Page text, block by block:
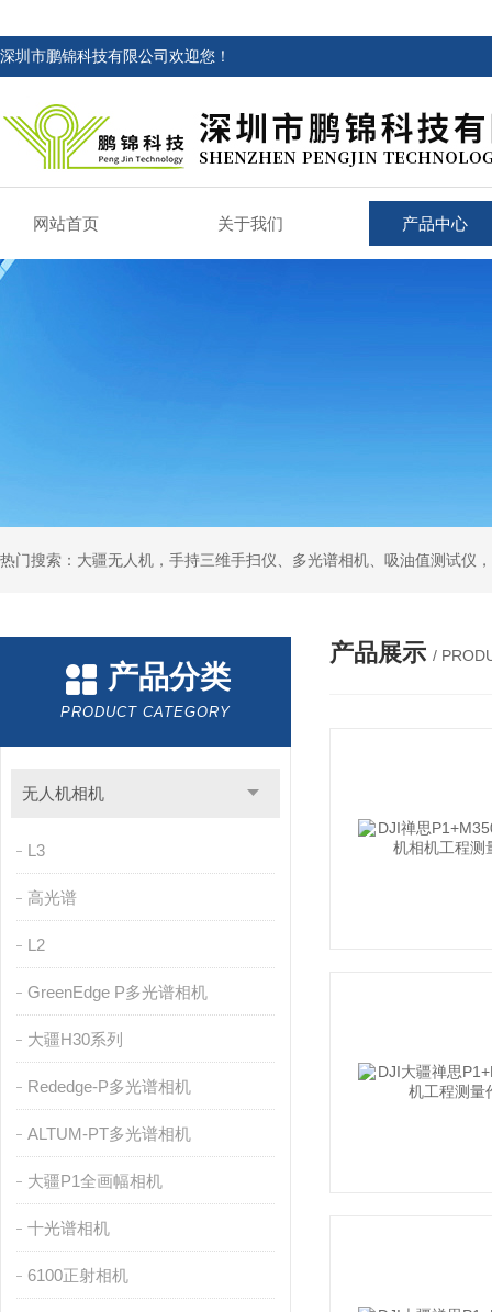
深圳市鹏锦科技有限公司欢迎您！
网站首页 关于我们 产品中心
热门搜索：大疆无人机，手持三维手扫仪、多光谱相机、吸油值测试仪
产品分类
PRODUCT CATEGORY
无人机相机
L3
高光谱
L2
GreenEdge P多光谱相机
大疆H30系列
Rededge-P多光谱相机
ALTUM-PT多光谱相机
大疆P1全画幅相机
十光谱相机
6100正射相机
产品展示 /